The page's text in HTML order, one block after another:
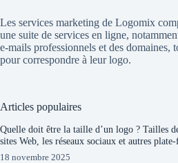
Les services marketing de Logomix
une suite de services en ligne,
e-mails professionnels et des domaines,
pour correspondre à leur logo.
Articles populaires
Quelle doit être la taille d’un logo ? Tailles
sites Web, les réseaux sociaux et autres
18 novembre 2025